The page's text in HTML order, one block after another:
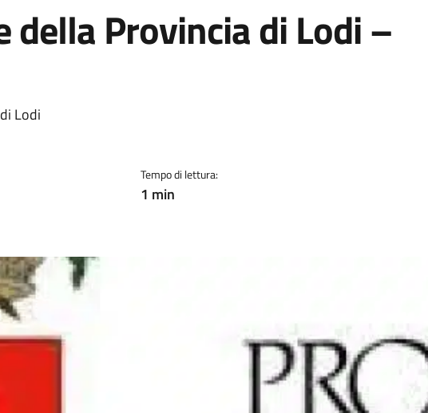
della Provincia di Lodi –
notizia
Lodi
Tempo di lettura:
1 min